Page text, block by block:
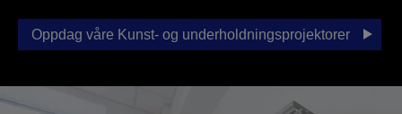
Oppdag våre Kunst- og underholdningsprojektorer